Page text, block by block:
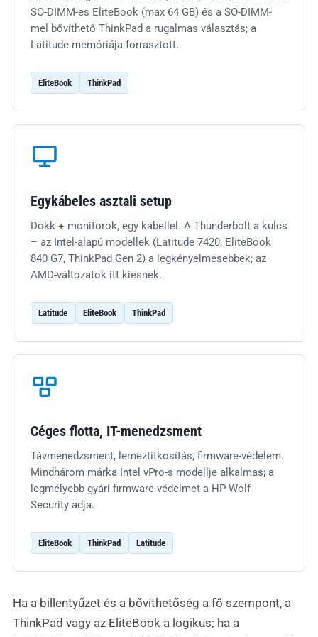
SO-DIMM-es EliteBook (max 64 GB) és a SO-DIMM-
mel bővíthető ThinkPad a rugalmas választás; a
Latitude memóriája forrasztott.
EliteBook ThinkPad
Egykábeles asztali setup
Dokk + monitorok, egy kábellel. A Thunderbolt a kulcs
– az Intel-alapú modellek (Latitude 7420, EliteBook
840 G7, ThinkPad Gen 2) a legkényelmesebbek; az
AMD-változatok itt kiesnek.
Latitude EliteBook ThinkPad
Céges flotta, IT-menedzsment
Távmenedzsment, lemeztitkosítás, firmware-védelem.
Mindhárom márka Intel vPro-s modellje alkalmas; a
legmélyebb gyári firmware-védelmet a HP Wolf
Security adja.
EliteBook ThinkPad Latitude
Ha a billentyűzet és a bővíthetőség a fő szempont, a
ThinkPad vagy az EliteBook a logikus; ha a